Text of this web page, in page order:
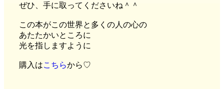
ぜひ、手に取ってくださいね＾＾
この本がこの世界と多くの人の心の
あたたかいところに
光を指しますように
購入はこちらから♡